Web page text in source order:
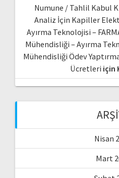
Numune / Tahlil Kabul
Analiz İçin Kapiller
Ayırma Teknolojisi –
Mühendisliği – Ayırma
Mühendisliği Ödev
Ücretleri için
Nisan
Mart